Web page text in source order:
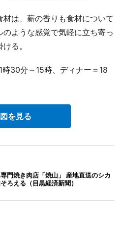
は、薪の香りも食材について
ような感覚で気軽に立ち寄っ
る。
30分～15時、ディナー＝18
を見る
門焼き肉店「焼山」 産地直送のシカ
ろえる（目黒経済新聞）